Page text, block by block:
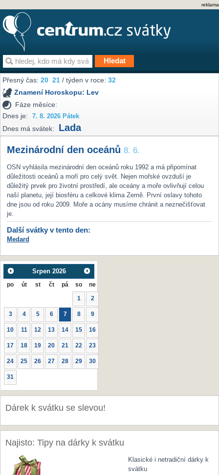
reklama
Přesný čas:20 21 / týden v roce:32
Znamení Horoskopu: Lev
Fáze měsíce:
Dnes je:
7. 8. 2026 Pátek
Dnes má svátek: Lada
Mezinárodní den oceánů 8. 6.
OSN vyhlásila mezinárodní den oceánů roku 1992 a má připomínat
důležitosti oceánů a moří pro celý svět. Nejen mořské ovzduší je
důležitý prvek pro životní prostředí, ale oceány a moře ovlivňují celou
naší planetu, její biosféru a celkové klima Země. První oslavy tohoto
dne jsou od roku 2009. Moře a ocány musíme chránit a neznečišťovat
je.
Další svátky v tento den:
Medard
Srpen 2026
po út st čt pá so ne
1 2
3 4 5 6 7 8 9
10 11 12 13 14 15 16
17 18 19 20 21 22 23
24 25 26 27 28 29 30
31
Dárek k svátku se slevou!
Najisto: Tipy na dárky k svátku
Klasické i netradiční dárky k
svátku